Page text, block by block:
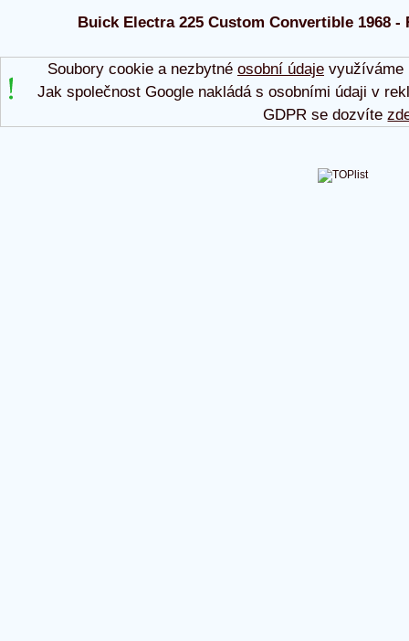
Buick Electra 225 Custom Convertible 1968
Soubory cookie a nezbytné osobní údajevyužíváme
Jak společnost Google nakládá s osobními údaji v
GDPR se dozvíte